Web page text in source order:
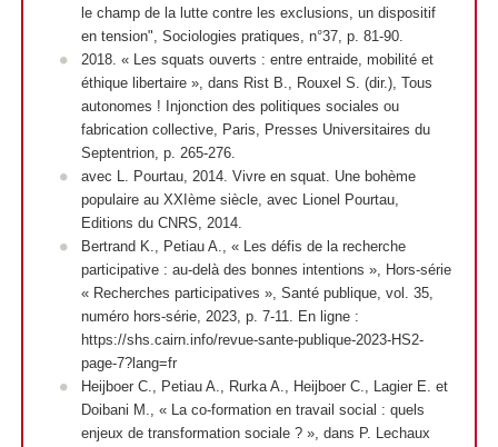
le champ de la lutte contre les exclusions, un dispositif
en tension", Sociologies pratiques, n°37, p. 81-90.
2018. « Les squats ouverts : entre entraide, mobilité et
éthique libertaire », dans Rist B., Rouxel S. (dir.), Tous
autonomes ! Injonction des politiques sociales ou
fabrication collective, Paris, Presses Universitaires du
Septentrion, p. 265-276.
avec L. Pourtau, 2014. Vivre en squat. Une bohème
populaire au XXIème siècle, avec Lionel Pourtau,
Editions du CNRS, 2014.
Bertrand K., Petiau A., « Les défis de la recherche
participative : au-delà des bonnes intentions », Hors-série
« Recherches participatives », Santé publique, vol. 35,
numéro hors-série, 2023, p. 7-11. En ligne :
https://shs.cairn.info/revue-sante-publique-2023-HS2-
page-7?lang=fr
Heijboer C., Petiau A., Rurka A., Heijboer C., Lagier E. et
Doibani M., « La co-formation en travail social : quels
enjeux de transformation sociale ? », dans P. Lechaux